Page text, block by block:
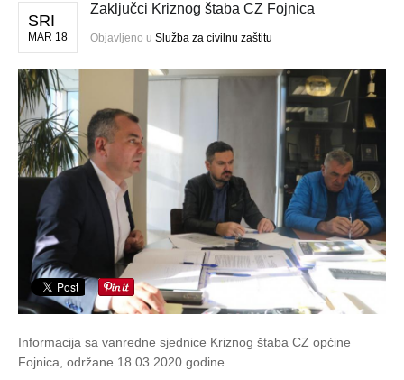
SRI
MAR 18
Zaključci Kriznog štaba CZ Fojnica
Objavljeno u Služba za civilnu zaštitu
Informacija sa vanredne sjednice Kriznog štaba CZ općine
Fojnica, održane 18.03.2020.godine.